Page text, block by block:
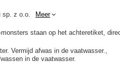
sp. z o.o. Meer
staan op het achteretiket,
Vermijd afwas in de vaatwasser.
in de vaatwasser.